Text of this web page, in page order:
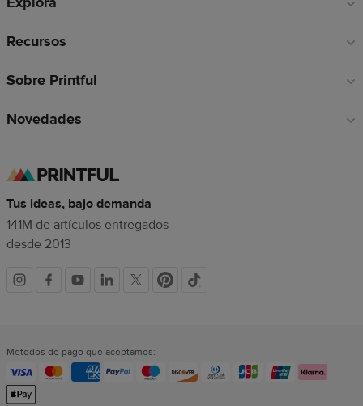
Recursos
Sobre Printful
Novedades
Tus ideas, bajo demanda
141M de artículos entregados
desde 2013
Redes
Métodos de pago que aceptamos: